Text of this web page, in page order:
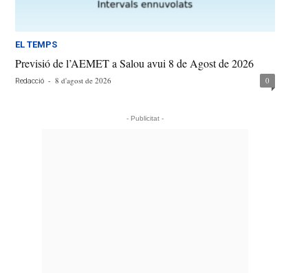
EL TEMPS
Previsió de l’AEMET a Salou avui 8 de Agost de 2026
Redacció - 8 d'agost de 2026 0
- Publicitat -